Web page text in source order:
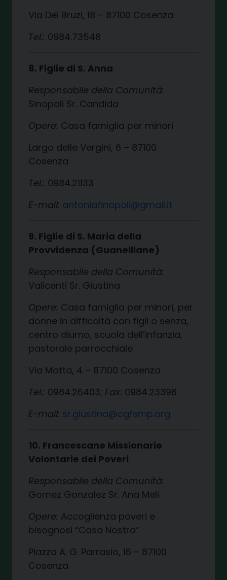
Via Dei Bruzi, 18 – 87100 Cosenza
Tel.: 0984.73548
8. Figlie di S. Anna
Responsabile della Comunità:
Sinopoli Sr. Candida
Opere: Casa famiglia per minori
Largo delle Vergini, 6 – 87100
Cosenza
Tel.: 0984.21133
E-mail: antoniafinopoli@gmail.it
9. Figlie di S. Maria della
Provvidenza (Guanelliane)
Responsabile della Comunità:
Valicenti Sr. Giustina
Opere: Casa famiglia per minori, per
donne in difficoltà con figli o senza,
centro diurno, scuola dell’infanzia,
pastorale parrocchiale
Via Motta, 4 – 87100 Cosenza
Tel.: 0984.26403; Fax: 0984.23398
E-mail: sr.giustina@cgfsmp.org
10. Francescane Missionarie
Volontarie dei Poveri
Responsabile della Comunità:
Gomez Gonzalez Sr. Ana Meli
Opere: Accoglienza poveri e
bisognosi “Casa Nostra”
Piazza A. G. Parrasio, 16 – 87100
Cosenza